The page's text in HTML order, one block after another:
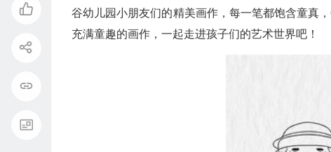
谷幼儿园小朋友们的精美画作，每一笔都饱含童真
充满童趣的画作，一起走进孩子们的艺术世界吧！